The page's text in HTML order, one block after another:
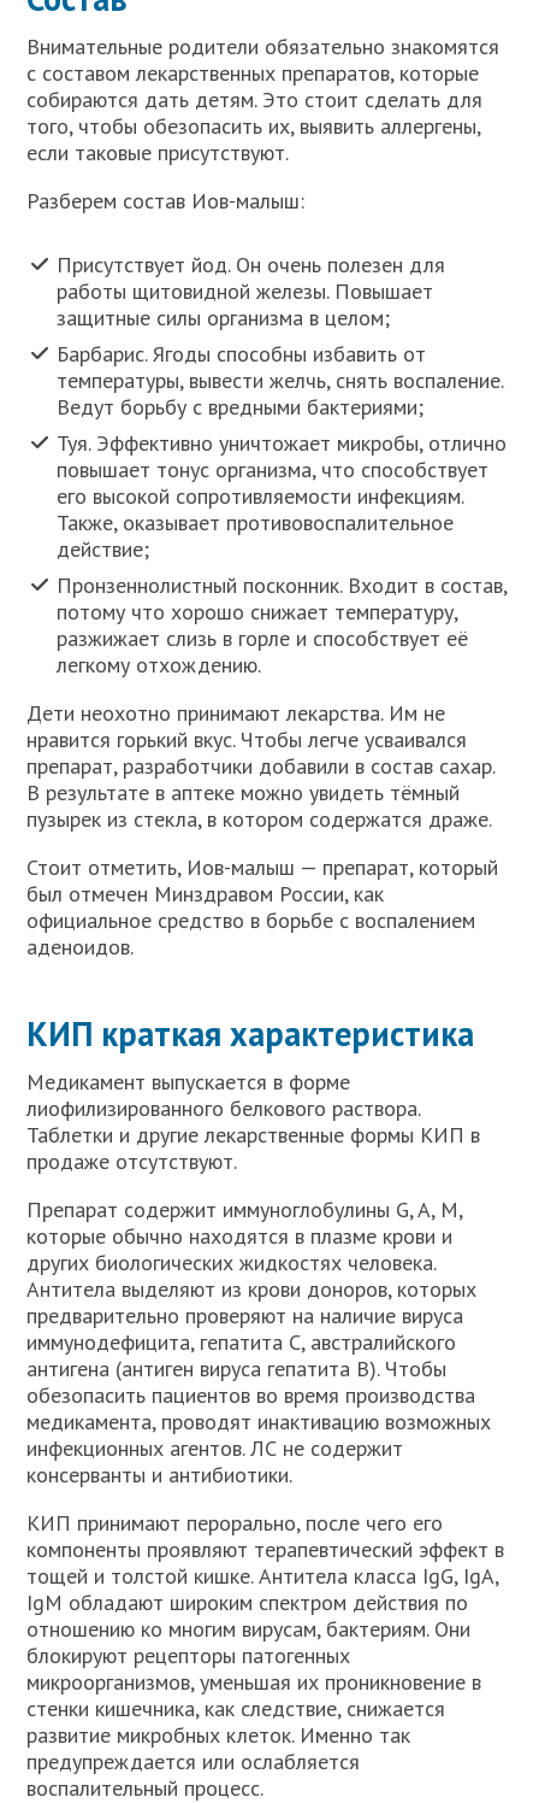
Внимательные родители обязательно знакомятся
с составом лекарственных препаратов, которые
собираются дать детям. Это стоит сделать для
того, чтобы обезопасить их, выявить аллергены,
если таковые присутствуют.
Разберем состав Иов-малыш:
Присутствует йод. Он очень полезен для
работы щитовидной железы. Повышает
защитные силы организма в целом;
Барбарис. Ягоды способны избавить от
температуры, вывести желчь, снять воспаление.
Ведут борьбу с вредными бактериями;
Туя. Эффективно уничтожает микробы, отлично
повышает тонус организма, что способствует
его высокой сопротивляемости инфекциям.
Также, оказывает противовоспалительное
действие;
Пронзеннолистный посконник. Входит в состав,
потому что хорошо снижает температуру,
разжижает слизь в горле и способствует её
легкому отхождению.
Дети неохотно принимают лекарства. Им не
нравится горький вкус. Чтобы легче усваивался
препарат, разработчики добавили в состав сахар.
В результате в аптеке можно увидеть тёмный
пузырек из стекла, в котором содержатся драже.
Стоит отметить, Иов-малыш — препарат, который
был отмечен Минздравом России, как
официальное средство в борьбе с воспалением
аденоидов.
КИП краткая характеристика
Медикамент выпускается в форме
лиофилизированного белкового раствора.
Таблетки и другие лекарственные формы КИП в
продаже отсутствуют.
Препарат содержит иммуноглобулины G, A, M,
которые обычно находятся в плазме крови и
других биологических жидкостях человека.
Антитела выделяют из крови доноров, которых
предварительно проверяют на наличие вируса
иммунодефицита, гепатита С, австралийского
антигена (антиген вируса гепатита В). Чтобы
обезопасить пациентов во время производства
медикамента, проводят инактивацию возможных
инфекционных агентов. ЛС не содержит
консерванты и антибиотики.
КИП принимают перорально, после чего его
компоненты проявляют терапевтический эффект в
тощей и толстой кишке. Антитела класса IgG, IgA,
IgM обладают широким спектром действия по
отношению ко многим вирусам, бактериям. Они
блокируют рецепторы патогенных
микроорганизмов, уменьшая их проникновение в
стенки кишечника, как следствие, снижается
развитие микробных клеток. Именно так
предупреждается или ослабляется
воспалительный процесс.